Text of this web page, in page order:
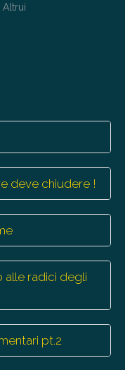
Altrui
deve chiudere !
alle radici degli
pt.2